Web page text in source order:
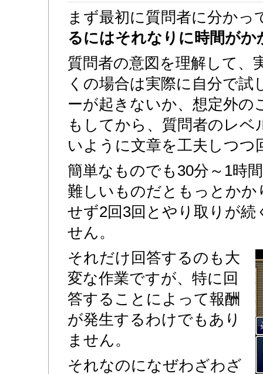
まず最初に質問者に分かっ
るにはそれなりに時間がか
質問者の意図を理解して、
くの場合は実際に自分で試
ーが起きないか、想定外の
もしてから、質問者のレ
いように文章を工夫しつつ
簡単なものでも30分～1時
難しいものだともっとかか
せず2回3回とやり取りが
せん。
それだけ回答するのも大
変な作業ですが、特に回
答することによって報酬
が発生するわけでもあり
ません。
それなのになぜわざわざ